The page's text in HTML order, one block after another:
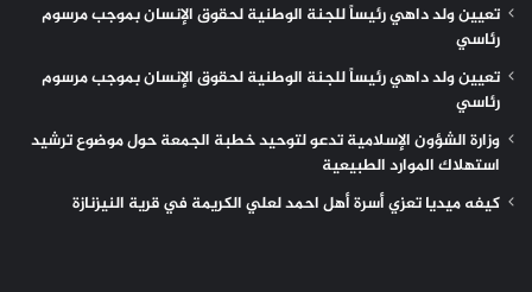
تعيين ولد داهي رئيساً للجنة الوطنية لحقوق الإنسان بموجب مرسوم
رئاسي
تعيين ولد داهي رئيساً للجنة الوطنية لحقوق الإنسان بموجب مرسوم
رئاسي
وزارة الشؤون الإسلامية تدعو لتوحيد خطبة الجمعة حول موضوع ترشيد
استهلاك الموارد الطبيعية
كيفه ميديا تعزي أسرة أهل احمد لعلي الكريمة في قرية النيزنازة